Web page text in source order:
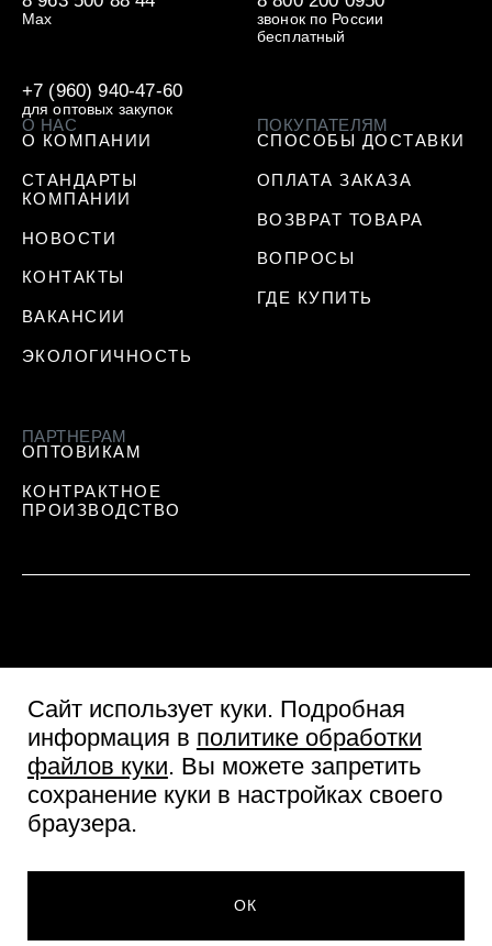
ДОБАВИТЬ В КОРЗИНУ
звонок по России
бесплатный
Max
+7 (960) 940-47-60
для оптовых закупок
О НАС
О КОМПАНИИ
СТАНДАРТЫ
КОМПАНИИ
НОВОСТИ
КОНТАКТЫ
ВАКАНСИИ
ЭКОЛОГИЧНОСТЬ
ПОКУПАТЕЛЯМ
СПОСОБЫ ДОСТАВКИ
ОПЛАТА ЗАКАЗА
ВОЗВРАТ ТОВАРА
ВОПРОСЫ
ГДЕ КУПИТЬ
ПАРТНЕРАМ
ОПТОВИКАМ
КОНТРАКТНОЕ
ПРОИЗВОДСТВО
Пользовательское соглашение
Политика обработки персональных данных
© Две линии 2026
Сайт использует куки. Подробная
информация в политике обработки
файлов куки. Вы можете запретить
сохранение куки в настройках своего
браузера.
ОК